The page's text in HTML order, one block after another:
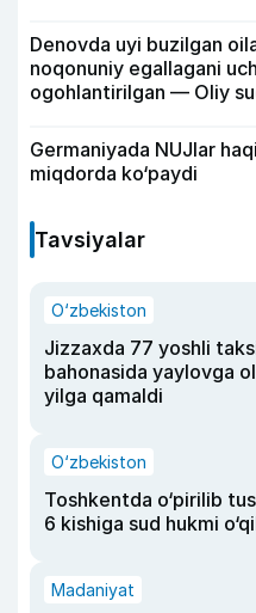
Denovda uyi buzilgan
noqonuniy egallagani
ogohlantirilgan — Oliy
Germaniyada NUJlar
miqdorda ko‘paydi
Tavsiyalar
O‘zbekiston
Jizzaxda 77 yoshli
bahonasida yaylovga
yilga qamaldi
O‘zbekiston
Toshkentda o‘pirilib
6 kishiga sud hukmi
Madaniyat